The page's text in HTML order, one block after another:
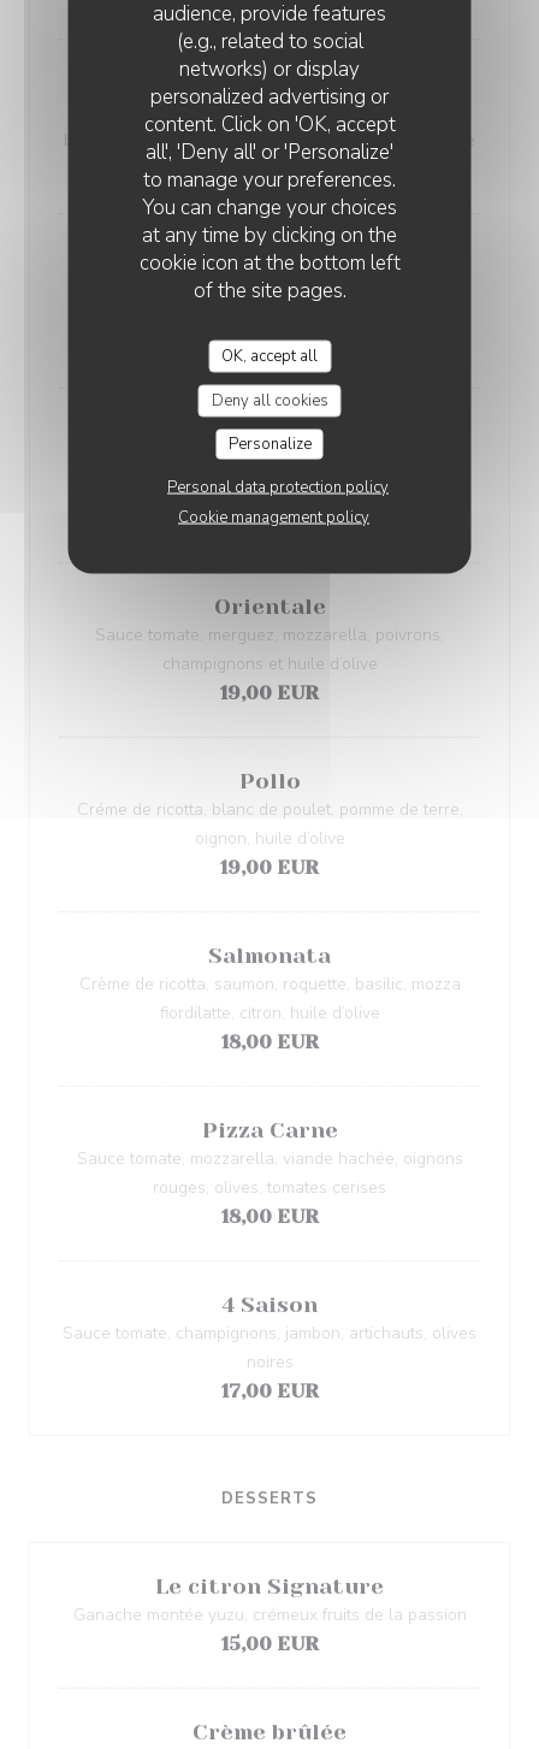
audience, provide features
(e.g., related to social
networks) or display
personalized advertising or
content. Click on 'OK, accept
all', 'Deny all' or 'Personalize'
to manage your preferences.
You can change your choices
at any time by clicking on the
cookie icon at the bottom left
of the site pages.
OK, accept all
Deny all cookies
Personalize
Personal data protection policy
Cookie management policy
Marlotti
Crème de ricotta, crème de truffe, champignons,
burrata ultra crémeuse, truffe noir, basilic, huile d’olive
20,00 EUR
Tartufata
Crème de truffe, artichauts, stracciatela crémeuse,
20,00 EUR
Pizza Burattazza
Sauce tomate, tomates cerises, mozza, burrata ultra
crémeuse, basilic, roquette, huile d’olive
19,00 EUR
Orientale
Sauce tomate, merguez, mozzarella, poivrons,
champignons et huile d’olive
19,00 EUR
Pollo
Créme de ricotta, blanc de poulet, pomme de terre,
oignon, huile d’olive
19,00 EUR
Salmonata
Crème de ricotta, saumon, roquette, basilic, mozza
fiordilatte, citron, huile d’olive
18,00 EUR
Pizza Carne
Sauce tomate, mozzarella, viande hachée, oignons
rouges, olives, tomates cerises
18,00 EUR
4 Saison
Sauce tomate, champignons, jambon, artichauts, olives
noires
17,00 EUR
DESSERTS
Le citron Signature
Ganache montée yuzu, crémeux fruits de la passion
15,00 EUR
Crème brûlée